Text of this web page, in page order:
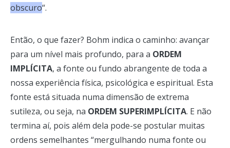
obscuro“.
Então, o que fazer? Bohm indica o caminho: avançar
para um nível mais profundo, para a ORDEM
IMPLÍCITA, a fonte ou fundo abrangente de toda a
nossa experiência física, psicológica e espiritual. Esta
fonte está situada numa dimensão de extrema
sutileza, ou seja, na ORDEM SUPERIMPLÍCITA. E não
termina aí, pois além dela pode-se postular muitas
ordens semelhantes “mergulhando numa fonte ou